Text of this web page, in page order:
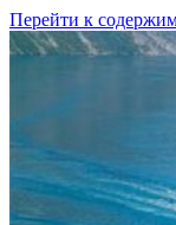
Перейти к